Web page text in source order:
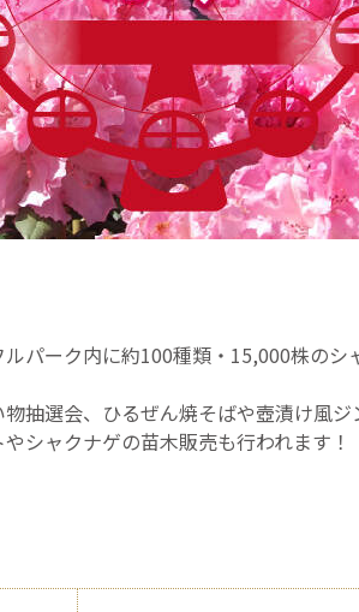
パーク内に約100種類・15,000株のシ
抽選会、ひるぜん焼そばや壺漬け風
シャクナゲの苗木販売も行われます！